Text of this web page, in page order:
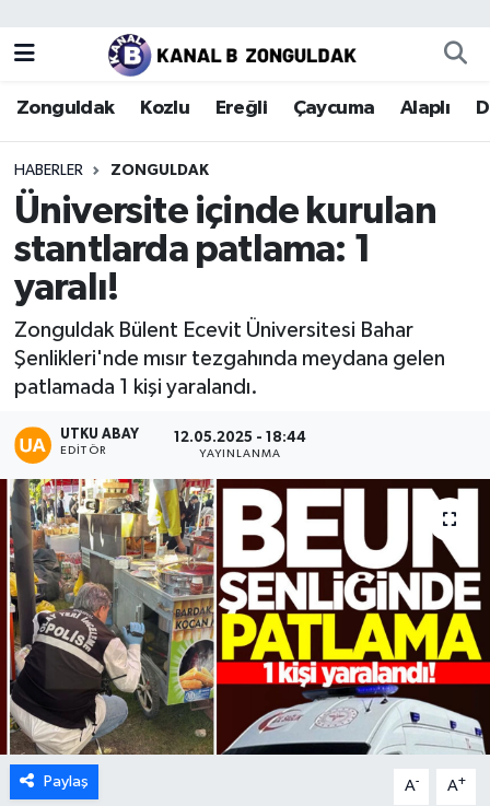
Zonguldak Kozlu Ereğli Çaycuma Alaplı
HABERLER ZONGULDAK
Üniversite içinde kurulan
stantlarda patlama: 1
yaralı!
Zonguldak Bülent Ecevit Üniversitesi Bahar
Şenlikleri'nde mısır tezgahında meydana gelen
patlamada 1 kişi yaralandı.
UTKU ABAY
EDITÖR
12.05.2025 - 18:44
YAYINLANMA
Paylaş A- A+
Zonguldak
Kozlu
Ereğli
Çaycuma
Alaplı
Devrek
Karabük
Spor
Ulusal
Zonguldak Nöbetçi Eczaneler
Zonguldak Hava Durumu
Zonguldak Trafik Yoğunluk Haritası
Puan Durumu ve Fikstür
Tüm Manşetler
Son Dakika Haberleri